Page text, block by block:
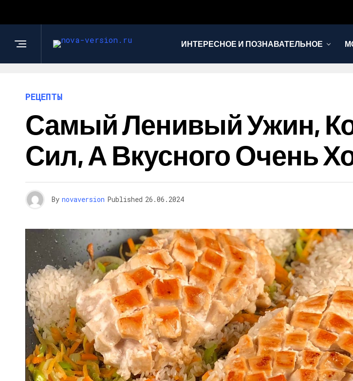
ИНТЕРЕСНОЕ И ПОЗНАВАТЕЛЬНОЕ
РЕЦЕПТЫ
Самый Ленивый Ужин,
Сил, А Вкусного Очень
By novaversion Published 26.06.2024